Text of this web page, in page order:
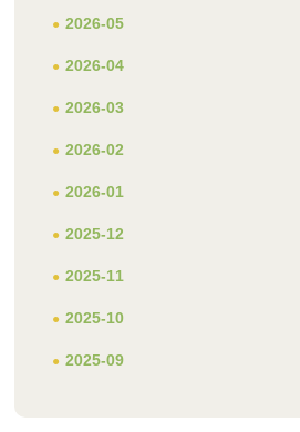
2026-05
2026-04
2026-03
2026-02
2026-01
2025-12
2025-11
2025-10
2025-09